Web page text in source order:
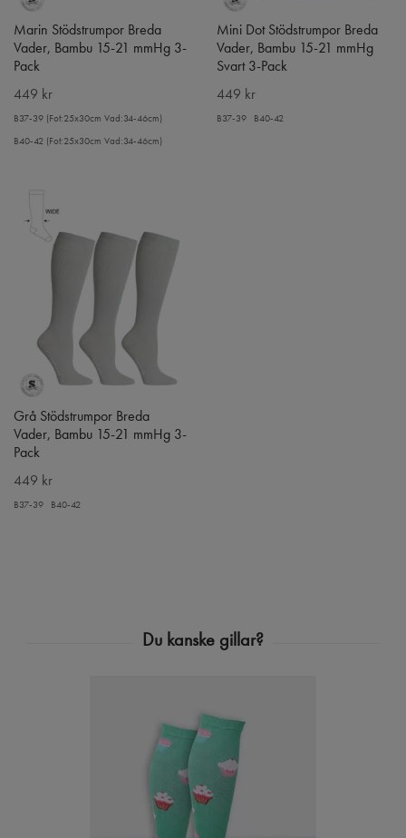
Marin Stödstrumpor Breda
Vader, Bambu 15-21 mmHg 3-
Pack
449 kr
B37-39 (Fot:25x30cm Vad:34-46cm)
B40-42 (Fot:25x30cm Vad:34-46cm)
Mini Dot Stödstrumpor Breda
Vader, Bambu 15-21 mmHg
Svart 3-Pack
449 kr
B37-39 B40-42
Grå Stödstrumpor Breda
Vader, Bambu 15-21 mmHg 3-
Pack
449 kr
B37-39 B40-42